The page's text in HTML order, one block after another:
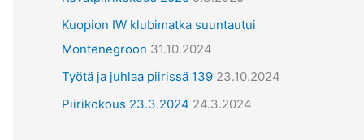
t
Kuopion IW klubimatka suuntautui
Montenegroon 31.10.2024
Työtä ja juhlaa piirissä 139 23.10.2024
Piirikokous 23.3.2024 24.3.2024